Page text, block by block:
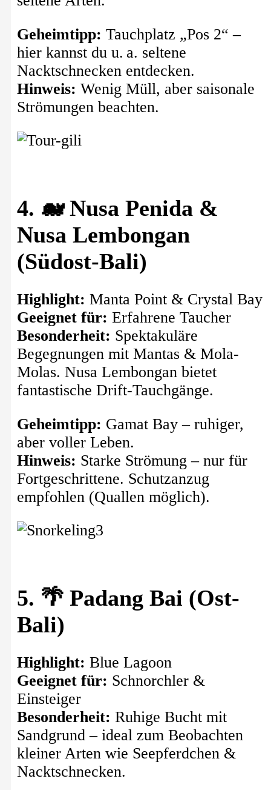
Geheimtipp: Tauchplatz „Pos 2“ –
hier kannst du u. a. seltene
Nacktschnecken entdecken.
Hinweis: Wenig Müll, aber saisonale
Strömungen beachten.
4. 🐋 Nusa Penida &
Nusa Lembongan
(Südost-Bali)
Highlight: Manta Point & Crystal Bay
Geeignet für: Erfahrene Taucher
Besonderheit: Spektakuläre
Begegnungen mit Mantas & Mola-
Molas. Nusa Lembongan bietet
fantastische Drift-Tauchgänge.
Geheimtipp: Gamat Bay – ruhiger,
aber voller Leben.
Hinweis: Starke Strömung – nur für
Fortgeschrittene. Schutzanzug
empfohlen (Quallen möglich).
5. 🌴 Padang Bai (Ost-
Bali)
Highlight: Blue Lagoon
Geeignet für: Schnorchler &
Einsteiger
Besonderheit: Ruhige Bucht mit
Sandgrund – ideal zum Beobachten
kleiner Arten wie Seepferdchen &
Nacktschnecken.